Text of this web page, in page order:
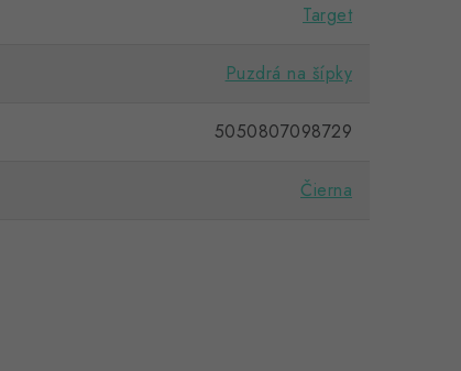
Target
Puzdrá na šípky
5050807098729
Čierna